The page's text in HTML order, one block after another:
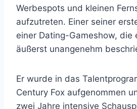
Werbespots und kleinen
aufzutreten. Einer seiner
einer Dating-Gameshow, die
äußerst unangenehm
Er wurde in das
Century Fox aufgenommen
zwei Jahre intensive